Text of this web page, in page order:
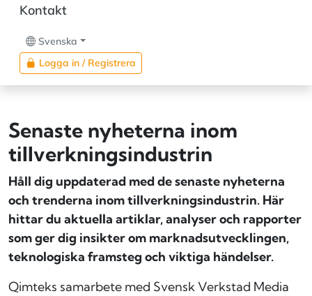
Kontakt
Svenska
Logga in / Registrera
Senaste nyheterna inom
tillverknings­industrin
Håll dig uppdaterad med de senaste nyheterna
och trenderna inom tillverkningsindustrin. Här
hittar du aktuella artiklar, analyser och rapporter
som ger dig insikter om marknadsutvecklingen,
teknologiska framsteg och viktiga händelser.
Qimteks samarbete med Svensk Verkstad Media